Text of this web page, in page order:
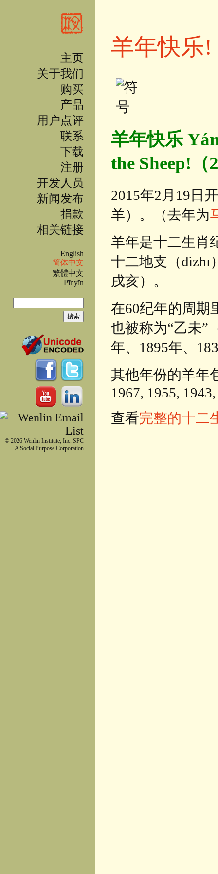
主页
关于我们
购买
产品
用户点评
联系
下载
注册
开发人员
新闻发布
捐款
相关链接
English
简体中文
繁體中文
Pīnyīn
搜索表单
搜索
© 2026 Wenlin Institute, Inc. SPC
A Social Purpose Corporation
羊年快乐!
羊年快乐
the Sheep!（
2015年2月19日
羊）。（去年为
羊年是十二生肖
十二地支（dìzhī
戌亥）。
在60纪年的周期
也被称为“乙未”
年、1895年、
其他年份的羊年
1967, 1955,
查看完整的十二